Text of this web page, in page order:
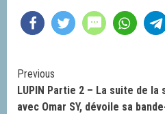
Continue
Reading
Previous
LUPIN Partie 2 – La suite de
avec Omar SY, dévoile sa